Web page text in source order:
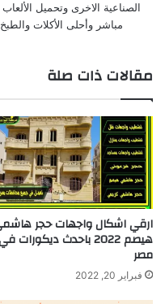
الصناعية الاخرى وتحميل
مباشر وأحلى الأكلات
مقالات ذات صلة
ارقي اشكال واجهات حجر
هيصم 2022 باحدث ديكورات
مصر
فبراير 20, 2022